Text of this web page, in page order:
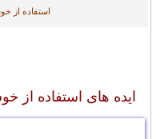
استفاده از
ایده های استفاده از